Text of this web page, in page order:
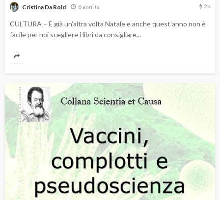
Cristina Da Rold 6 anni fa 2k
CULTURA – È già un’altra volta Natale e anche quest’anno non è
facile per noi scegliere i libri da consigliare...